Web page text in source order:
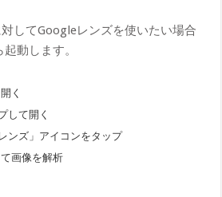
してGoogleレンズを使いたい場合
動します。
く
して開く
ンズ」アイコンをタップ
画像を解析